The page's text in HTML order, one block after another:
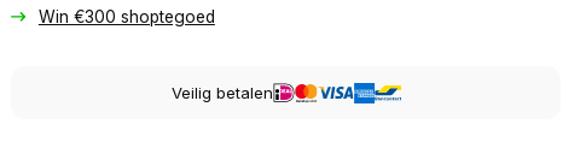
Win €300 shoptegoed
Veilig betalen